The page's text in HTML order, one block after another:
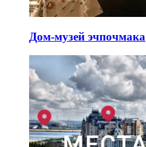
Дом-музей эчпочмака